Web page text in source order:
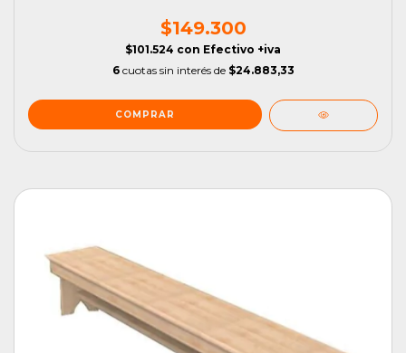
$149.300
$101.524 con Efectivo +iva
6 cuotas sin interés de $24.883,33